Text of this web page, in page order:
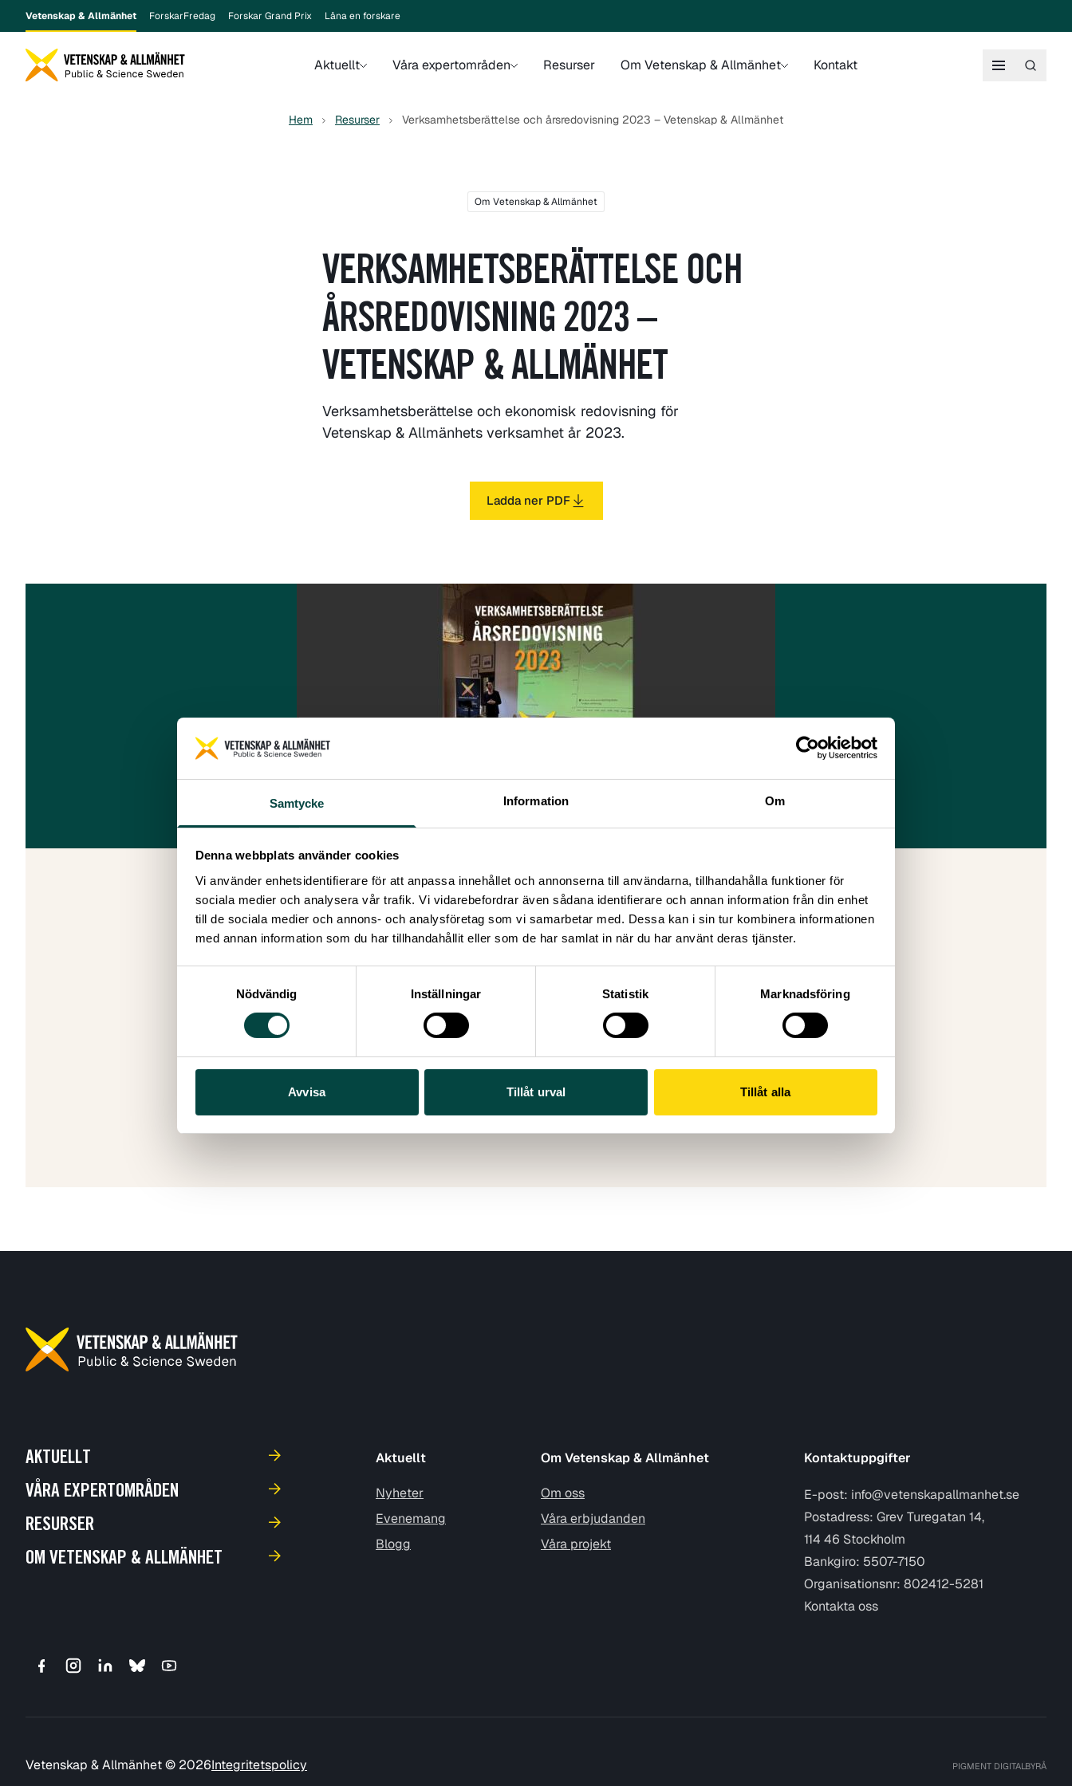
Samtycke Information Om
Denna webbplats använder cookies
Vi använder enhetsidentifierare för att anpassa innehållet och annonserna till användarna, tillhandahålla funktioner för
sociala medier och analysera vår trafik. Vi vidarebefordrar även sådana identifierare och annan information från din enhet
till de sociala medier och annons- och analysföretag som vi samarbetar med. Dessa kan i sin tur kombinera informationen
med annan information som du har tillhandahållit eller som de har samlat in när du har använt deras tjänster.
Nödvändig
Inställningar Statistik Marknadsföring
Avvisa Tillåt urval Tillåt alla
Vetenskap & Allmänhet ForskarFredag Forskar Grand Prix Låna en forskare
Aktuellt Våra expertområden Resurser Om Vetenskap & Allmänhet Kontakt
Hem Resurser Verksamhetsberättelse och årsredovisning 2023 – Vetenskap & Allmänhet
Om Vetenskap & Allmänhet
VERKSAMHETSBERÄTTELSE OCH
ÅRSREDOVISNING 2023 –
VETENSKAP & ALLMÄNHET
Verksamhetsberättelse och ekonomisk redovisning för
Vetenskap & Allmänhets verksamhet år 2023.
Ladda ner PDF
Verksamhetsberättelse och årsredovisning 2023 –Vetenskap &
Publicerad:September 2023
34
Skapad: 30 september 2024
Senast ändrad: 04 juni 2026
AKTUELLT
VÅRA EXPERTOMRÅDEN
RESURSER
OM VETENSKAP & ALLMÄNHET
Aktuellt
Nyheter
Evenemang
Blogg
Om Vetenskap & Allmänhet
Om oss
Våra erbjudanden
Våra projekt
Kontaktuppgifter
E-post: info@vetenskapallmanhet.se
Postadress: Grev Turegatan 14,
114 46 Stockholm
Bankgiro: 5507-7150
Organisationsnr: 802412-5281
Kontakta oss
Vetenskap & Allmänhet © 2026Integritetspolicy PIGMENT DIGITALBYRÅ